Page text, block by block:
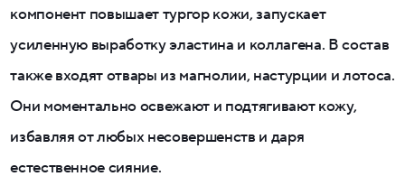
компонент повышает тургор кожи, запускает
усиленную выработку эластина и коллагена. В состав
также входят отвары из магнолии, настурции и лотоса.
Они моментально освежают и подтягивают кожу,
избавляя от любых несовершенств и даря
естественное сияние.